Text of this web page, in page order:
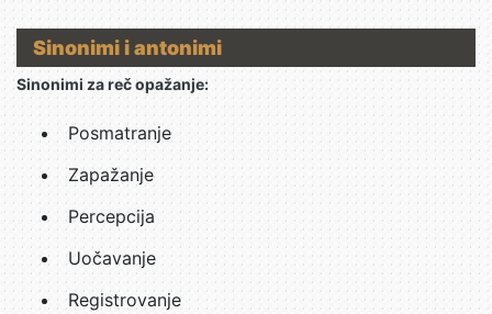
Sinonimi i antonimi
Sinonimi za reč opažanje:
Posmatranje
Zapažanje
Percepcija
Uočavanje
Registrovanje